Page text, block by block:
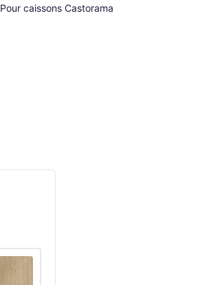
Pour caissons Castorama